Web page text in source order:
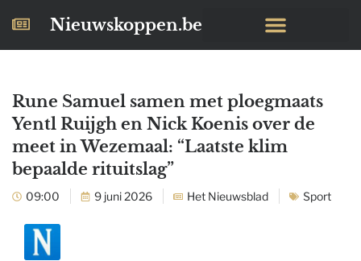
Nieuwskoppen.be
Rune Samuel samen met ploegmaats
Yentl Ruijgh en Nick Koenis over de
meet in Wezemaal: “Laatste klim
bepaalde rituitslag”
09:00 9 juni 2026 Het Nieuwsblad Sport